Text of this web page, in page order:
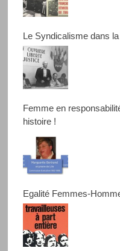
Le Syndicalisme dans
Femme en
histoire !
Egalité Femmes-